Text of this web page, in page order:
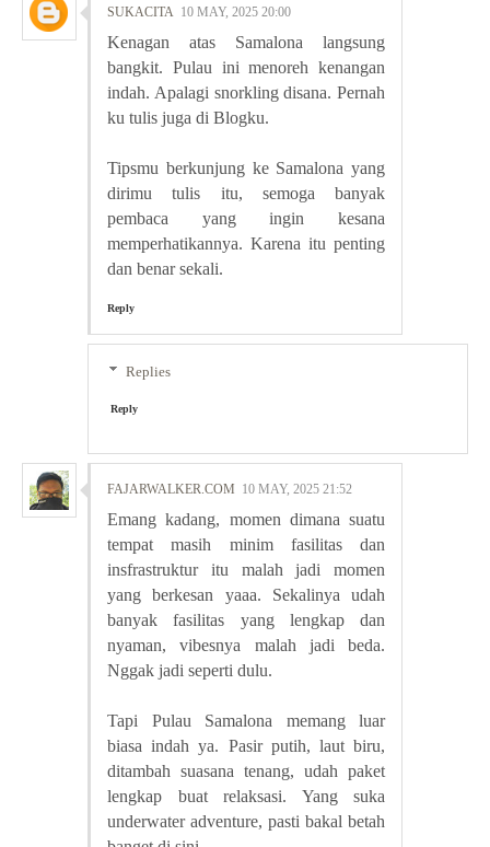
SUKACITA 10 MAY, 2025 20:00
Kenagan atas Samalona langsung
bangkit. Pulau ini menoreh kenangan
indah. Apalagi snorkling disana. Pernah
ku tulis juga di Blogku.
Tipsmu berkunjung ke Samalona yang
dirimu tulis itu, semoga banyak
pembaca yang ingin kesana
memperhatikannya. Karena itu penting
dan benar sekali.
Reply
Replies
Reply
FAJARWALKER.COM 10 MAY, 2025 21:52
Emang kadang, momen dimana suatu
tempat masih minim fasilitas dan
insfrastruktur itu malah jadi momen
yang berkesan yaaa. Sekalinya udah
banyak fasilitas yang lengkap dan
nyaman, vibesnya malah jadi beda.
Nggak jadi seperti dulu.
Tapi Pulau Samalona memang luar
biasa indah ya. Pasir putih, laut biru,
ditambah suasana tenang, udah paket
lengkap buat relaksasi. Yang suka
underwater adventure, pasti bakal betah